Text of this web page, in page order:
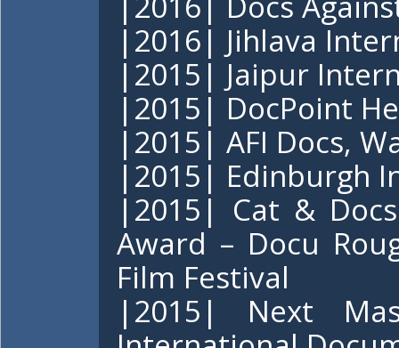
|2016| Jihlava
|2015| Jaipur
|2015| DocPoint
|2015| AFI Docs,
|2015| Edinburgh
|2015| Cat &
Award – Docu
Film Festival
|2015| Next